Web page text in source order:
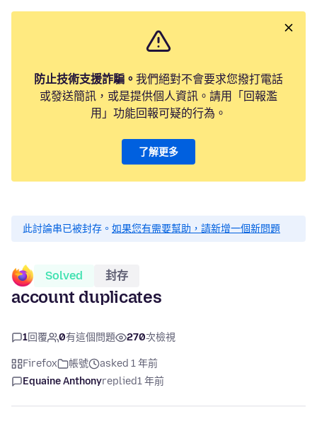
防止技術支援詐騙。 我們絕對不會要求您撥打電話
或發送簡訊，或是提供個人資訊。請用「回報濫
用」功能回報可疑的行為。
了解更多
此討論串已被封存。 如果您有需要幫助，請新增一個新問題
Solved 封存
account duplicates
1回覆 0有這個問題 270次檢視
Firefox 帳號
asked 1 年前
Equaine Anthonyreplied1 年前